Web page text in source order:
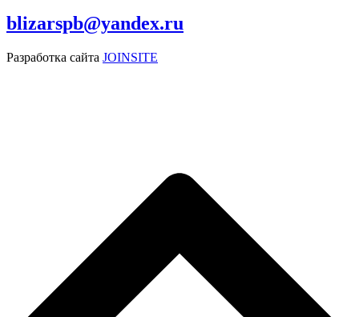
blizarspb@yandex.ru
Разработка сайта JOINSITE